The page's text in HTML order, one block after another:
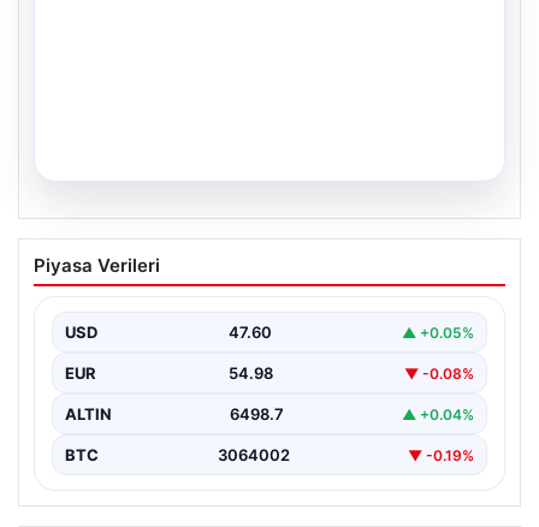
05.08.2026
Kılıçdaroğlu: Hesap sormaktan da
vermekten de çekinmeyiz
Piyasa Verileri
USD 47.60 ▲ +0.05%
EUR 54.98 ▼ -0.08%
ALTIN 6498.7 ▲ +0.04%
BTC 3064002 ▼ -0.19%